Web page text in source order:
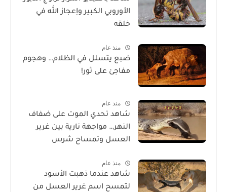
الأوروبي الكبير وإعجاز الله في
خلقه
منذ عام
ضبع يتسلل في الظلام… وهجوم
مفاجئ على ثور!
منذ عام
شاهد تحدي الموت على ضفاف
النهر… مواجهة نارية بين غرير
العسل وتمساح شرس
منذ عام
شاهد عندما ذهبت الأسود
لتمسح اسم غرير العسل من